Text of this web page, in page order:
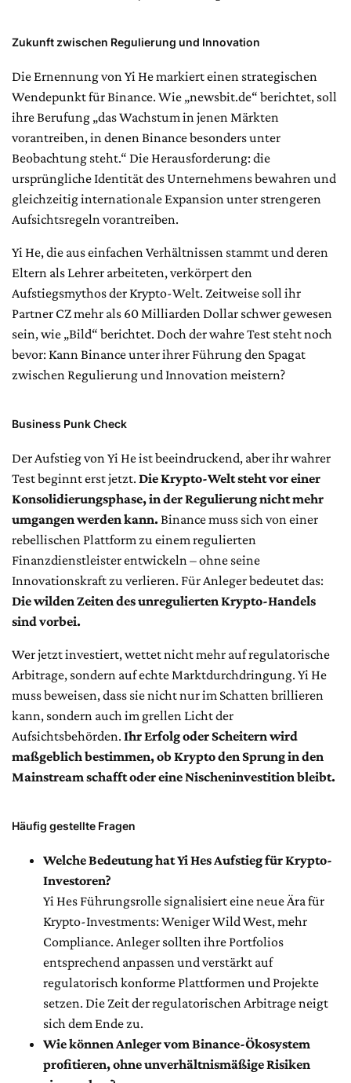
Zukunft zwischen Regulierung und Innovation
Die Ernennung von Yi He markiert einen strategischen
Wendepunkt für Binance. Wie „newsbit.de“ berichtet, soll
ihre Berufung „das Wachstum in jenen Märkten
vorantreiben, in denen Binance besonders unter
Beobachtung steht.“ Die Herausforderung: die
ursprüngliche Identität des Unternehmens bewahren und
gleichzeitig internationale Expansion unter strengeren
Aufsichtsregeln vorantreiben.
Yi He, die aus einfachen Verhältnissen stammt und deren
Eltern als Lehrer arbeiteten, verkörpert den
Aufstiegsmythos der Krypto-Welt. Zeitweise soll ihr
Partner CZ mehr als 60 Milliarden Dollar schwer gewesen
sein, wie „Bild“ berichtet. Doch der wahre Test steht noch
bevor: Kann Binance unter ihrer Führung den Spagat
zwischen Regulierung und Innovation meistern?
Business Punk Check
Der Aufstieg von Yi He ist beeindruckend, aber ihr wahrer
Test beginnt erst jetzt. Die Krypto-Welt steht vor einer
Konsolidierungsphase, in der Regulierung nicht mehr
umgangen werden kann.Binance muss sich von einer
rebellischen Plattform zu einem regulierten
Finanzdienstleister entwickeln – ohne seine
Innovationskraft zu verlieren. Für Anleger bedeutet das:
Die wilden Zeiten des unregulierten Krypto-Handels
sind vorbei.
Wer jetzt investiert, wettet nicht mehr auf regulatorische
Arbitrage, sondern auf echte Marktdurchdringung. Yi He
muss beweisen, dass sie nicht nur im Schatten brillieren
kann, sondern auch im grellen Licht der
Aufsichtsbehörden. Ihr Erfolg oder Scheitern wird
maßgeblich bestimmen, ob Krypto den Sprung in den
Mainstream schafft oder eine Nischeninvestition bleibt.
Häufig gestellte Fragen
Welche Bedeutung hat Yi Hes Aufstieg für Krypto-
Investoren?
Yi Hes Führungsrolle signalisiert eine neue Ära für
Krypto-Investments: Weniger Wild West, mehr
Compliance. Anleger sollten ihre Portfolios
entsprechend anpassen und verstärkt auf
regulatorisch konforme Plattformen und Projekte
setzen. Die Zeit der regulatorischen Arbitrage neigt
sich dem Ende zu.
Wie können Anleger vom Binance-Ökosystem
profitieren, ohne unverhältnismäßige Risiken